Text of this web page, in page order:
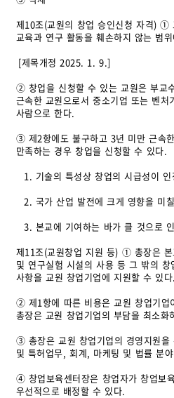
제10조(교원의 창업 승인신청 자격) ①
교육과 연구 활동을 훼손하지 않는 범
[제목개정 2025. 1. 9.]
② 창업을 신청할 수 있는 교원은 부교
근속한 교원으로서 중소기업 또는 벤
사람으로 한다.
③ 제2항에도 불구하고 3년 미만 근속
만족하는 경우 창업을 신청할 수 있다.
1. 기술의 특성상 창업의 시급성이 인
2. 국가 산업 발전에 크게 영향을 미
3. 본교에 기여하는 바가 클 것으로
제11조(교원창업 지원 등) ① 총장은
및 연구실험 시설의 사용 등 그 밖의
사항을 교원 창업기업에 지원할 수 있다.
② 제1항에 따른 비용은 교원 창업기업
총장은 교원 창업기업의 부담을 최소
③ 총장은 교원 창업기업의 경영지원
및 특허업무, 회계, 마케팅 및 법률 분
④ 창업보육센터장은 창업자가 창업보
우선적으로 배정할 수 있다.